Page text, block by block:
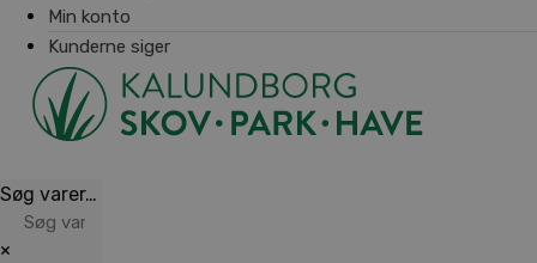
Min konto
Kunderne siger
Søg varer…
×